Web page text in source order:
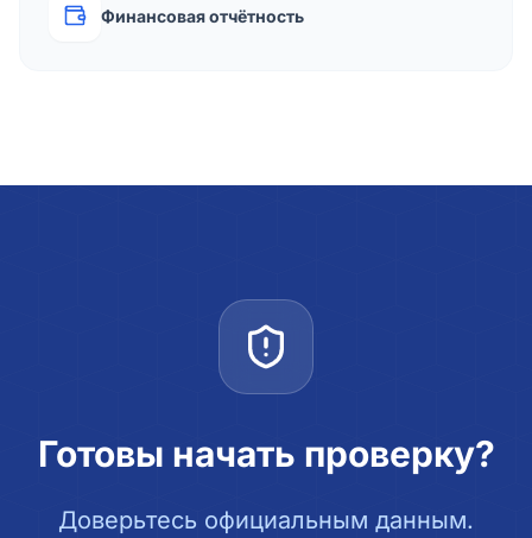
Финансовая отчётность
Готовы начать проверку?
Доверьтесь официальным данным.